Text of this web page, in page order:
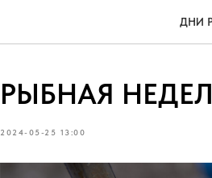
ДНИ
РЫБНАЯ
2024-05-25 13:00